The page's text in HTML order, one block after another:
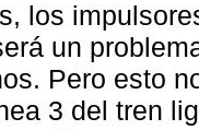
los
un
Pero esto
3 del tren